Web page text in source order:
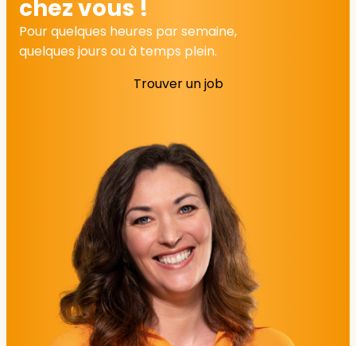
chez vous !
Pour quelques heures par semaine,
quelques jours ou à temps plein.
Trouver un job